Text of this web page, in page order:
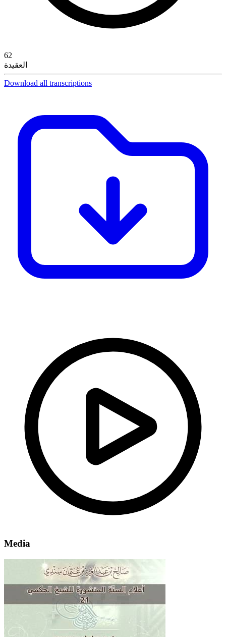
62
العقيدة
Download all transcriptions
Media